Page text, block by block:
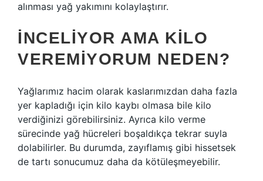
alınması yağ yakımını kolaylaştırır.
İNCELIYOR AMA KILO
VEREMIYORUM NEDEN?
Yağlarımız hacim olarak kaslarımızdan daha fazla
yer kapladığı için kilo kaybı olmasa bile kilo
verdiğinizi görebilirsiniz. Ayrıca kilo verme
sürecinde yağ hücreleri boşaldıkça tekrar suyla
dolabilirler. Bu durumda, zayıflamış gibi hissetsek
de tartı sonucumuz daha da kötüleşmeyebilir.